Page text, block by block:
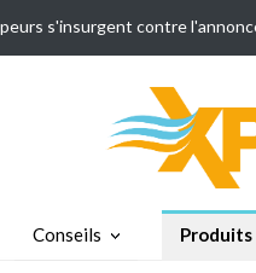
s'insurgent contre
Conseils Produits